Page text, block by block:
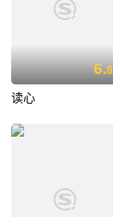
6.8
读心